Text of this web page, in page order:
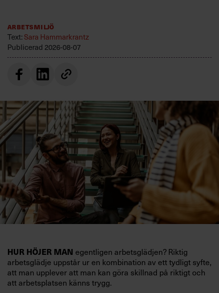
Arbetsmiljö
Text:Sara Hammarkrantz
Publicerad 2026-08-07
HUR HÖJER MAN egentligen arbetsglädjen? Riktig
arbetsglädje uppstår ur en kombination av ett tydligt syfte,
att man upplever att man kan göra skillnad på riktigt och
att arbetsplatsen känns trygg.